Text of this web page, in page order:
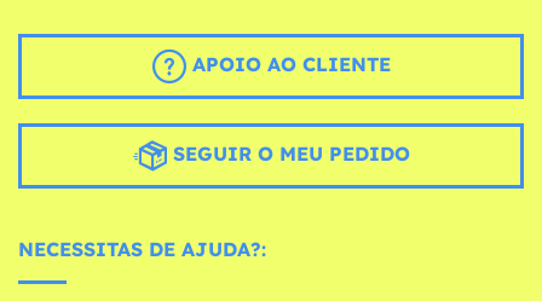
APOIO AO CLIENTE
SEGUIR O MEU PEDIDO
NECESSITAS DE AJUDA?: